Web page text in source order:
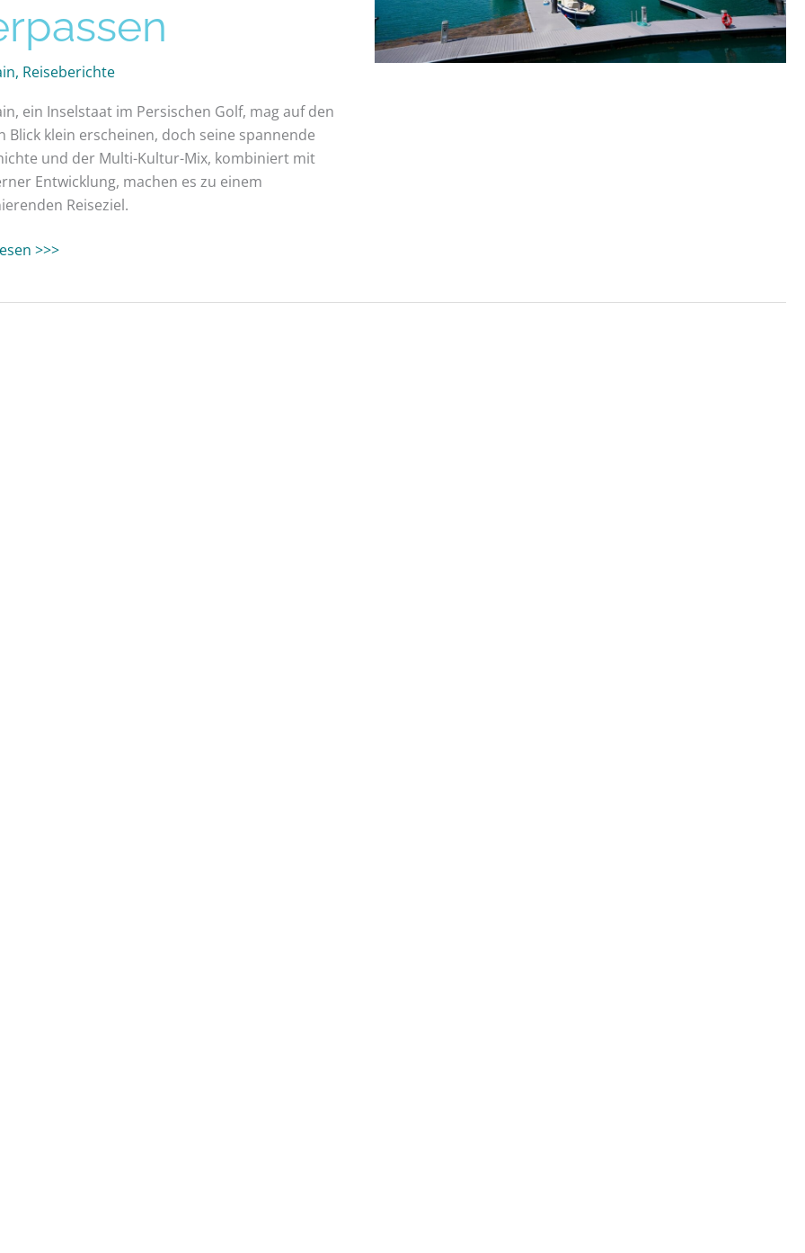
, Reiseberichte
ein Inselstaat im Persischen Golf, mag auf den
Blick klein erscheinen, doch seine spannende
und der Multi-Kultur-Mix, kombiniert mit
Entwicklung, machen es zu einem
Reiseziel.
>>>